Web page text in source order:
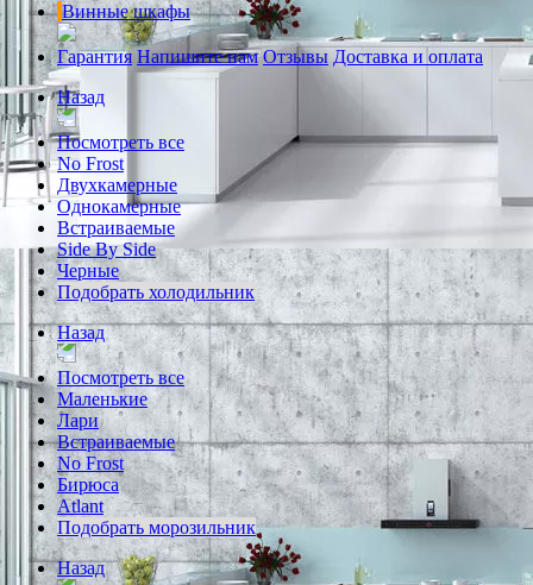
Винные шкафы
Гарантия Напишите нам Отзывы Доставка и оплата
Назад
Посмотреть все
No Frost
Двухкамерные
Однокамерные
Встраиваемые
Side By Side
Черные
Подобрать холодильник
Назад
Посмотреть все
Маленькие
Лари
Встраиваемые
No Frost
Бирюса
Atlant
Подобрать морозильник
Назад